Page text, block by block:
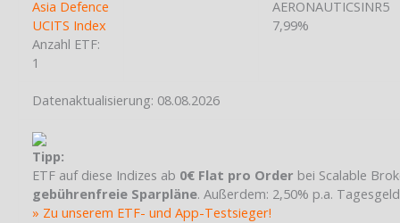
Asia Defence
UCITS Index
Anzahl ETF:
1
AERONAUTICSINR5
7,99%
Datenaktualisierung: 08.08.2026
Tipp:
ETF auf diese Indizes ab 0€ Flat pro Order bei Scalable
gebührenfreie Sparpläne. Außerdem: 2,50% p.a. Tagesgeld
» Zu unserem ETF- und App-Testsieger!